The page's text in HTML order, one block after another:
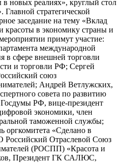
новых реалиях», круглый стол
Главной стратегической
заседание на тему «Вклад
красоты в экономику страны и
примут участие:
международной
в сфере внешней торговли
и торговли РФ; Сергей
союз
Андрей Ветлужских,
совета по развитию
РФ, вице-президент
экономики, член
таможенной службы;
оргкомитета «Сделано в
Российский Отраслевой Союз
(РОСПП) «Красота и
Президент ГК САЛЮС,